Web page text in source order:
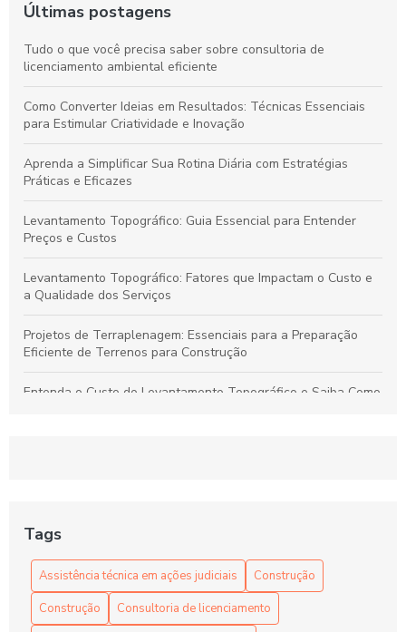
Últimas postagens
Tudo o que você precisa saber sobre consultoria de
licenciamento ambiental eficiente
Como Converter Ideias em Resultados: Técnicas Essenciais
para Estimular Criatividade e Inovação
Aprenda a Simplificar Sua Rotina Diária com Estratégias
Práticas e Eficazes
Levantamento Topográfico: Guia Essencial para Entender
Preços e Custos
Levantamento Topográfico: Fatores que Impactam o Custo e
a Qualidade dos Serviços
Projetos de Terraplenagem: Essenciais para a Preparação
Eficiente de Terrenos para Construção
Entenda o Custo do Levantamento Topográfico e Saiba Como
Terrenos de Forma Eficiente
Dicas para Encontrar Preços Competitivos em Levantamento
Topográfico com Qualidade Garantida
Tags
Assistência técnica em ações judiciais
Construção
Construção
Consultoria de licenciamento